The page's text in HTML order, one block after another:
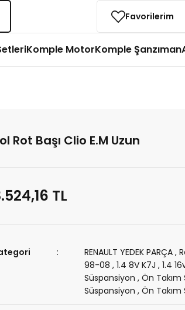
Favorilerim
Komple MotorKomple Şanzıman
Rot Başı Clio E.M Uzun
TL
RENAULT YEDEK PARÇA ,
98-08 ,1.4 8V K7J ,1.4
Süspansiyon ,Ön
Süspansiyon ,Ön